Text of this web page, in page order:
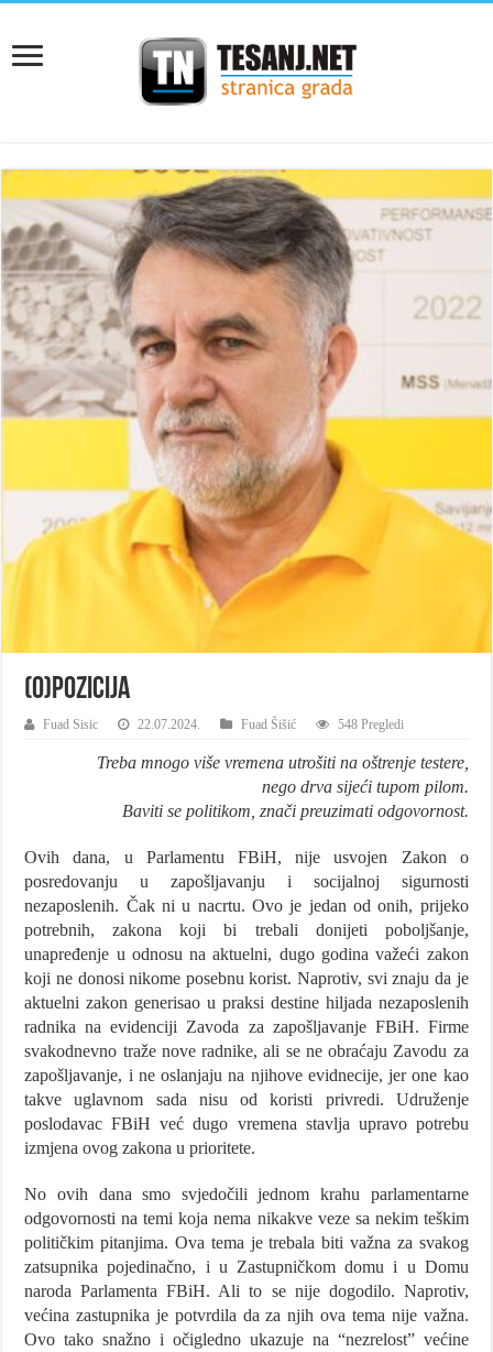
(O)pozicija
Fuad Sisic 22.07.2024. Fuad Šišić 548 Pregledi
Treba mnogo više vremena utrošiti na oštrenje testere,
nego drva sijeći tupom pilom.
Baviti se politikom, znači preuzimati odgovornost.
Ovih dana, u Parlamentu FBiH, nije usvojen Zakon o
posredovanju u zapošljavanju i socijalnoj sigurnosti
nezaposlenih. Čak ni u nacrtu. Ovo je jedan od onih, prijeko
potrebnih, zakona koji bi trebali donijeti poboljšanje,
unapređenje u odnosu na aktuelni, dugo godina važeći zakon
koji ne donosi nikome posebnu korist. Naprotiv, svi znaju da je
aktuelni zakon generisao u praksi destine hiljada nezaposlenih
radnika na evidenciji Zavoda za zapošljavanje FBiH. Firme
svakodnevno traže nove radnike, ali se ne obraćaju Zavodu za
zapošljavanje, i ne oslanjaju na njihove evidnecije, jer one kao
takve uglavnom sada nisu od koristi privredi. Udruženje
poslodavac FBiH već dugo vremena stavlja upravo potrebu
izmjena ovog zakona u prioritete.
No ovih dana smo svjedočili jednom krahu parlamentarne
odgovornosti na temi koja nema nikakve veze sa nekim teškim
političkim pitanjima. Ova tema je trebala biti važna za svakog
zatsupnika pojedinačno, i u Zastupničkom domu i u Domu
naroda Parlamenta FBiH. Ali to se nije dogodilo. Naprotiv,
većina zastupnika je potvrdila da za njih ova tema nije važna.
Ovo tako snažno i očigledno ukazuje na “nezrelost” većine